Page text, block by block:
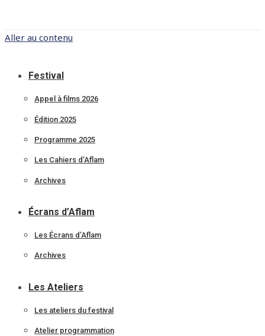
Aller au contenu
Festival
Appel à films 2026
Édition 2025
Programme 2025
Les Cahiers d’Aflam
Archives
Écrans d’Aflam
Les Écrans d’Aflam
Archives
Les Ateliers
Les ateliers du festival
Atelier programmation